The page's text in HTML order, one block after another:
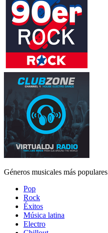
Géneros musicales más populares
Pop
Rock
Éxitos
Música latina
Electro